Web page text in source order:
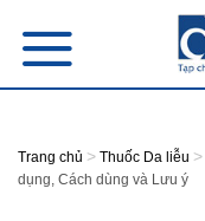
content
Trang chủ > Thuốc Da liễu >
dụng, Cách dùng và Lưu ý